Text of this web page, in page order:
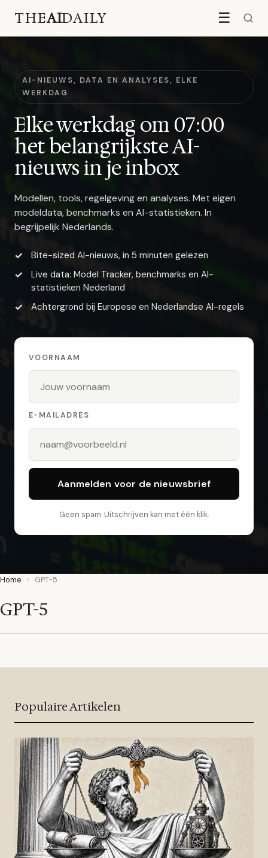
THEAIDAILY ☰
AI-NIEUWS, DATA EN ANALYSES, ELKE
WERKDAG
Elke werkdag om 07:00
het belangrijkste AI-
nieuws in je inbox
Modellen, tools, regelgeving en analyses. Met eigen
modeldata, benchmarks en AI-statistieken. In
begrijpelijk Nederlands.
Bite-sized AI-nieuws, in 5 minuten gelezen
Live data: Model Tracker, benchmarks en AI-
statistieken Nederland
Achtergrond bij Europese en Nederlandse AI-regels
VOORNAAM
E-MAILADRES
Aanmelden voor de nieuwsbrief
Geen spam. Uitschrijven kan met één klik.
Home › GPT-5
GPT-5
Populaire Artikelen